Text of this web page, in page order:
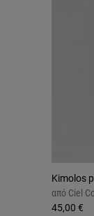
Kimolos
από Ciel
45,00 €